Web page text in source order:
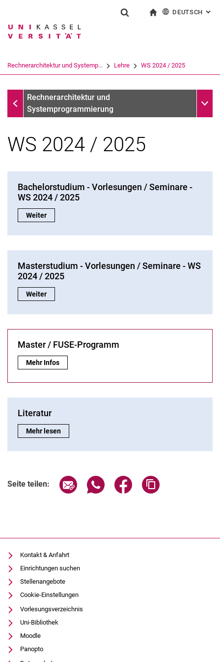
Springe direkt zu: Inhalt
Springe direkt zu: Suche
Springe direkt zu:
Suchbegriff
Suchen (öffnet externen Link in einem
DEUTSCH :
Rechnerarchitektur und Systemp... Lehre WS 2024 / 2025
LehreRechnerarchitektur und
Systemprogrammierung
WS 2024 / 2025
Veranstaltungsübersicht / Semester plan WS 24/25
WS 2024 / 2025
Bachelorstudium - Vorlesungen / Seminare -
WS 2024 / 2025
Bachelorstudium - Vorlesungen / Seminare - WS 2024 / 2025:
Weiter
Masterstudium - Vorlesungen / Seminare - WS
2024 / 2025
Masterstudium - Vorlesungen / Seminare - WS 2024 / 2025:
Weiter
Master / FUSE-Programm
Master / FUSE-Programm:
Mehr Infos
Literatur
Literatur:
Mehr lesen
Seite teilen: Seite über E-Mail teilen
Seite über WhatsApp teilen
Seite über Facebook
Kontakt & Anfahrt
Einrichtungen suchen
Stellenangebote
Cookie-Einstellungen
Vorlesungsverzeichnis
Uni-Bibliothek
Moodle
Panopto